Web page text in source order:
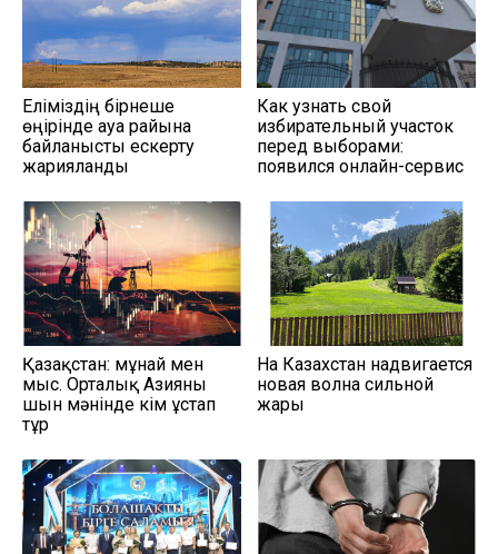
Еліміздің бірнеше
өңірінде ауа райына
байланысты ескерту
жарияланды
Как узнать свой
избирательный участок
перед выборами:
появился онлайн-сервис
Қазақстан: мұнай мен
мыс. Орталық Азияны
шын мәнінде кім ұстап
тұр
На Казахстан надвигается
новая волна сильной
жары